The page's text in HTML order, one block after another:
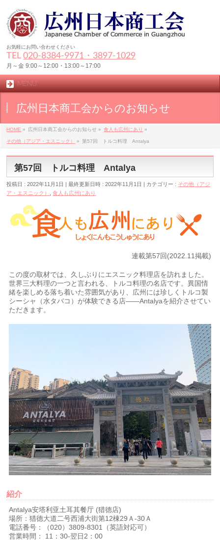
お気軽にお問い合わせください
TEL020-8384‐9971・3897-1029
月～金 9:00～12:00・13:00～17:00
MENU
広州日本商工会からのお知らせ
HOME » 広州日本商工会からのお知らせ » 食人も広州にあり »
その他（アジア・エスニック） » 第57回 トルコ料理 Antalya
第57回 トルコ料理 Antalya
投稿日 : 2022年11月1日 最終更新日時 : 2022年11月1日 カテゴリー : その他（アジ
ア・エスニック）
,食人も広州にあり
連載第57回(2022.11掲載)
この度の取材では、久しぶりにエスニック料理店を訪れました。
世界三大料理の一つと言われる、トルコ料理の名店です。異国情
緒を楽しめる落ち着いた雰囲気があり、広州には珍しくトルコ製
シーシャ（水タバコ）が体験できる店――Antalyaを紹介させてい
ただきます。
紹介
Antalya安塔利亚土耳其餐厅 (猎德店)
場所：猎德大道二号西浦大街第12棟29Ａ-30Ａ
電話番号：（020）3809-8301（英語対応可）
営業時間： 11：30-翌日2：00